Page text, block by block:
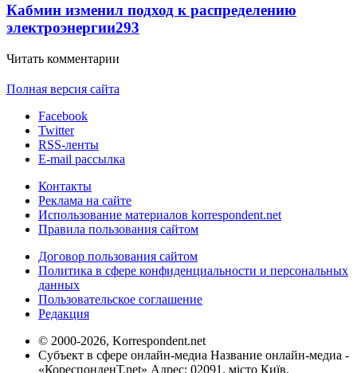
Кабмин изменил подход к распределению
электроэнергии293
Читать комментарии
Полная версия сайта
Facebook
Twitter
RSS-ленты
E-mail рассылка
Контакты
Реклама на сайте
Использование материалов korrespondent.net
Правила пользования сайтом
Договор пользования сайтом
Политика в сфере конфиденциальности и персональных
данных
Пользовательское соглашение
Редакция
© 2000-2026, Korrespondent.net
Субъект в сфере онлайн-медиа Название онлайн-медиа -
«КореспонденТ.net» Адрес: 02091, місто Київ,